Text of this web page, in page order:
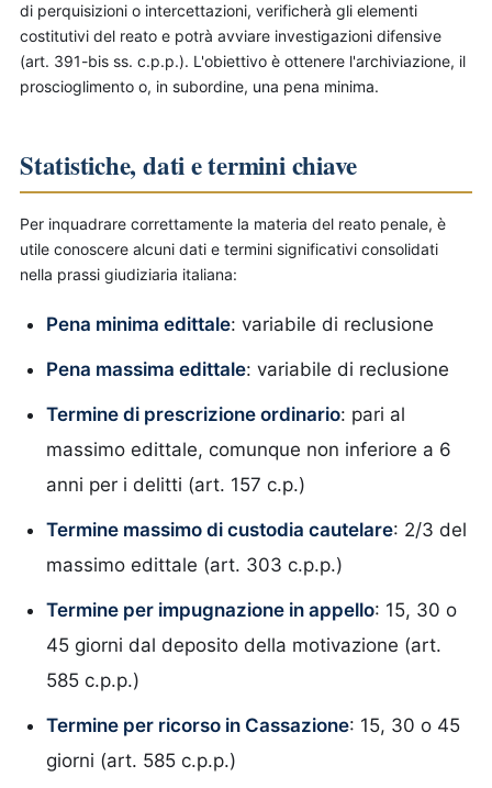
di perquisizioni o intercettazioni, verificherà gli elementi
costitutivi del reato e potrà avviare investigazioni difensive
(art. 391-bis ss. c.p.p.). L'obiettivo è ottenere l'archiviazione, il
proscioglimento o, in subordine, una pena minima.
Statistiche, dati e termini chiave
Per inquadrare correttamente la materia del reato penale, è
utile conoscere alcuni dati e termini significativi consolidati
nella prassi giudiziaria italiana:
Pena minima edittale: variabile di reclusione
Pena massima edittale: variabile di reclusione
Termine di prescrizione ordinario: pari al
massimo edittale, comunque non inferiore a 6
anni per i delitti (art. 157 c.p.)
Termine massimo di custodia cautelare: 2/3 del
massimo edittale (art. 303 c.p.p.)
Termine per impugnazione in appello: 15, 30 o
45 giorni dal deposito della motivazione (art.
585 c.p.p.)
Termine per ricorso in Cassazione: 15, 30 o 45
giorni (art. 585 c.p.p.)